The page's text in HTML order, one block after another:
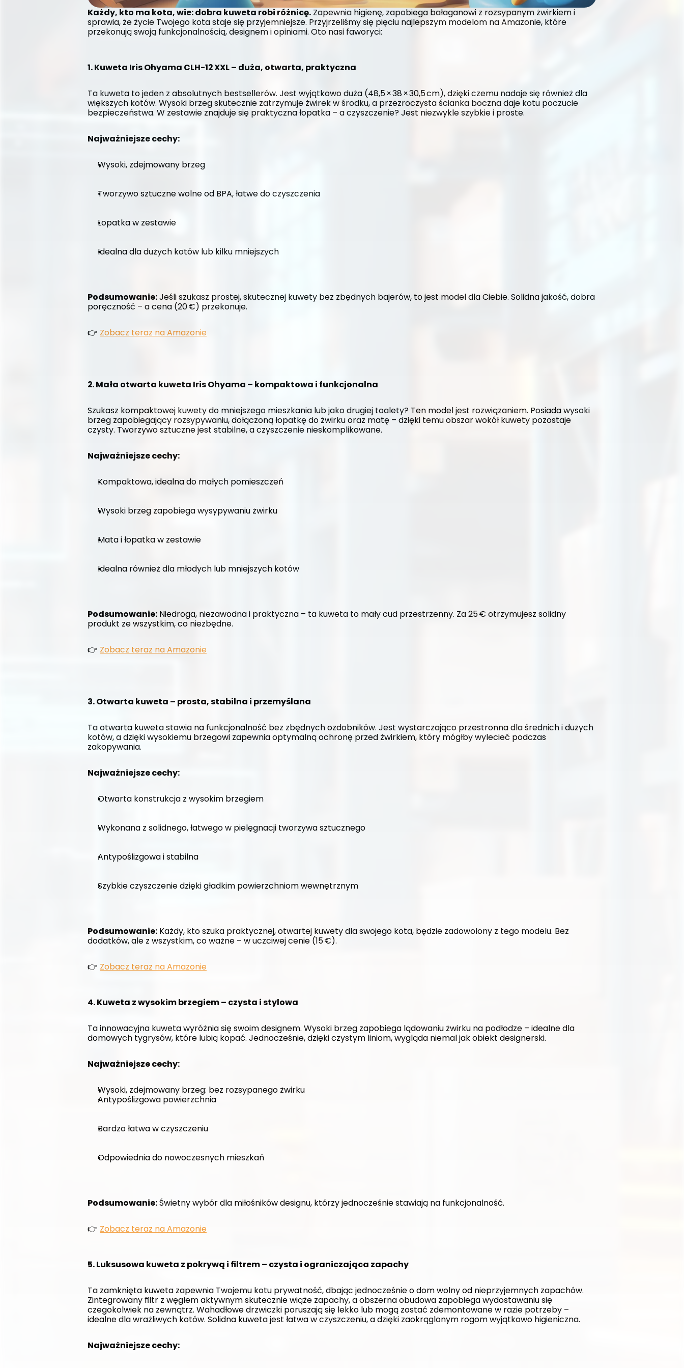
Każdy, kto ma kota, wie: dobra kuweta robi różnicę. Zapewnia higienę, zapobiega bałaganowi z rozsypanym żwirkiem i
sprawia, że życie Twojego kota staje się przyjemniejsze. Przyjrzeliśmy się pięciu najlepszym modelom na Amazonie, które
przekonują swoją funkcjonalnością, designem i opiniami. Oto nasi faworyci:
1. Kuweta Iris Ohyama CLH-12 XXL – duża, otwarta, praktyczna
Ta kuweta to jeden z absolutnych bestsellerów. Jest wyjątkowo duża (48,5 × 38 × 30,5 cm), dzięki czemu nadaje się również dla
większych kotów. Wysoki brzeg skutecznie zatrzymuje żwirek w środku, a przezroczysta ścianka boczna daje kotu poczucie
bezpieczeństwa. W zestawie znajduje się praktyczna łopatka – a czyszczenie? Jest niezwykle szybkie i proste.
Najważniejsze cechy:
Wysoki, zdejmowany brzeg
Tworzywo sztuczne wolne od BPA, łatwe do czyszczenia
Łopatka w zestawie
Idealna dla dużych kotów lub kilku mniejszych
Podsumowanie: Jeśli szukasz prostej, skutecznej kuwety bez zbędnych bajerów, to jest model dla Ciebie. Solidna jakość, dobra
poręczność – a cena (20 €) przekonuje.
👉 Zobacz teraz na Amazonie
2. Mała otwarta kuweta Iris Ohyama – kompaktowa i funkcjonalna
Szukasz kompaktowej kuwety do mniejszego mieszkania lub jako drugiej toalety? Ten model jest rozwiązaniem. Posiada wysoki
brzeg zapobiegający rozsypywaniu, dołączoną łopatkę do żwirku oraz matę – dzięki temu obszar wokół kuwety pozostaje
czysty. Tworzywo sztuczne jest stabilne, a czyszczenie nieskomplikowane.
Najważniejsze cechy:
Kompaktowa, idealna do małych pomieszczeń
Wysoki brzeg zapobiega wysypywaniu żwirku
Mata i łopatka w zestawie
Idealna również dla młodych lub mniejszych kotów
Podsumowanie: Niedroga, niezawodna i praktyczna – ta kuweta to mały cud przestrzenny. Za 25 € otrzymujesz solidny
produkt ze wszystkim, co niezbędne.
👉 Zobacz teraz na Amazonie
3. Otwarta kuweta – prosta, stabilna i przemyślana
Ta otwarta kuweta stawia na funkcjonalność bez zbędnych ozdobników. Jest wystarczająco przestronna dla średnich i dużych
kotów, a dzięki wysokiemu brzegowi zapewnia optymalną ochronę przed żwirkiem, który mógłby wylecieć podczas
zakopywania.
Najważniejsze cechy:
Otwarta konstrukcja z wysokim brzegiem
Wykonana z solidnego, łatwego w pielęgnacji tworzywa sztucznego
Antypoślizgowa i stabilna
Szybkie czyszczenie dzięki gładkim powierzchniom wewnętrznym
Podsumowanie: Każdy, kto szuka praktycznej, otwartej kuwety dla swojego kota, będzie zadowolony z tego modelu. Bez
dodatków, ale z wszystkim, co ważne – w uczciwej cenie (15 €).
👉 Zobacz teraz na Amazonie
4. Kuweta z wysokim brzegiem – czysta i stylowa
Ta innowacyjna kuweta wyróżnia się swoim designem. Wysoki brzeg zapobiega lądowaniu żwirku na podłodze – idealne dla
domowych tygrysów, które lubią kopać. Jednocześnie, dzięki czystym liniom, wygląda niemal jak obiekt designerski.
Najważniejsze cechy:
Wysoki, zdejmowany brzeg: bez rozsypanego żwirku
Antypoślizgowa powierzchnia
Bardzo łatwa w czyszczeniu
Odpowiednia do nowoczesnych mieszkań
Podsumowanie: Świetny wybór dla miłośników designu, którzy jednocześnie stawiają na funkcjonalność.
👉 Zobacz teraz na Amazonie
5. Luksusowa kuweta z pokrywą i filtrem – czysta i ograniczająca zapachy
Ta zamknięta kuweta zapewnia Twojemu kotu prywatność, dbając jednocześnie o dom wolny od nieprzyjemnych zapachów.
Zintegrowany filtr z węglem aktywnym skutecznie wiąże zapachy, a obszerna obudowa zapobiega wydostawaniu się
czegokolwiek na zewnątrz. Wahadłowe drzwiczki poruszają się lekko lub mogą zostać zdemontowane w razie potrzeby –
idealne dla wrażliwych kotów. Solidna kuweta jest łatwa w czyszczeniu, a dzięki zaokrąglonym rogom wyjątkowo higieniczna.
Najważniejsze cechy: